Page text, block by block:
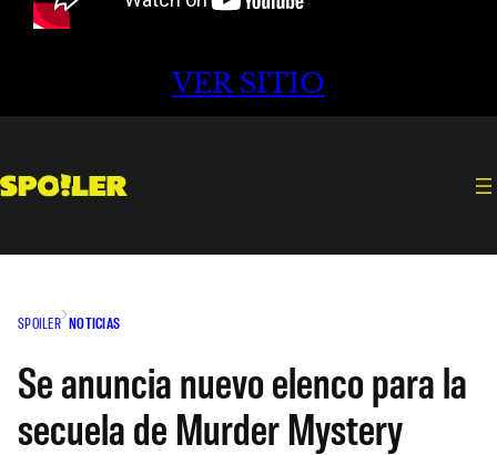
VER SITIO
SPOILER NOTICIAS
Se anuncia nuevo elenco para la
secuela de Murder Mystery